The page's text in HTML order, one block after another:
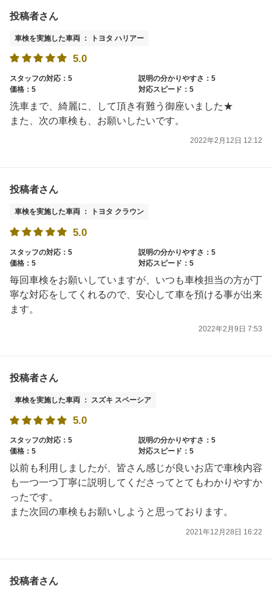
投稿者さん
車検を実施した車両 ： トヨタ ハリアー
5.0
スタッフの対応：5
説明の分かりやすさ：5
価格：5
対応スピード：5
洗車まで、綺麗に、して頂き有難う御座いました★
また、次の車検も、お願いしたいです。
2022年2月12日 12:12
投稿者さん
車検を実施した車両 ： トヨタ クラウン
5.0
スタッフの対応：5
説明の分かりやすさ：5
価格：5
対応スピード：5
毎回車検をお願いしていますが、いつも車検担当の方が丁
寧な対応をしてくれるので、安心して車を預ける事が出来
ます。
2022年2月9日 7:53
投稿者さん
車検を実施した車両 ： スズキ スペーシア
5.0
スタッフの対応：5
説明の分かりやすさ：5
価格：5
対応スピード：5
以前も利用しましたが、皆さん感じが良いお店で車検内容
も一つ一つ丁寧に説明してくださってとてもわかりやすか
ったです。
また次回の車検もお願いしようと思っております。
2021年12月28日 16:22
投稿者さん